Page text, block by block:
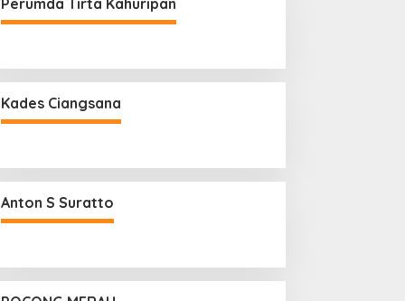
Monitoring Kualitas Air
Berbasis IoT untuk
Perumda Tirta Kahuripan
Kades Ciangsana
Anton S Suratto